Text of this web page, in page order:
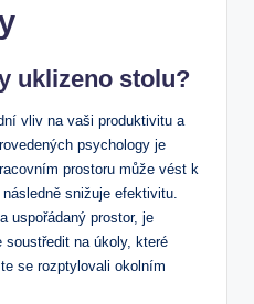
uklizeno stolu?
vliv na vaši produktivitu a
psychology je
prostoru může vést k
snižuje efektivitu.
uspořádaný prostor, ⁣je
soustředit na úkoly, které
se ⁤rozptylovali okolním